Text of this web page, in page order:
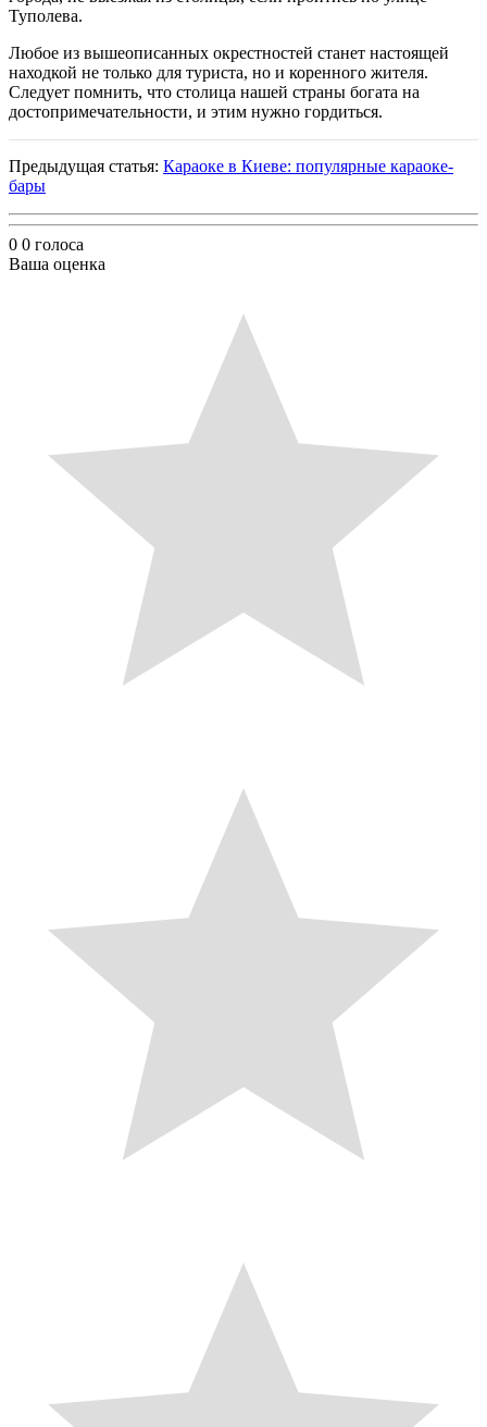
Туполева.
Любое из вышеописанных окрестностей станет настоящей
находкой не только для туриста, но и коренного жителя.
Следует помнить, что столица нашей страны богата на
достопримечательности, и этим нужно гордиться.
Предыдущая статья: Караоке в Киеве: популярные караоке-
бары
0 0 голоса
Ваша оценка